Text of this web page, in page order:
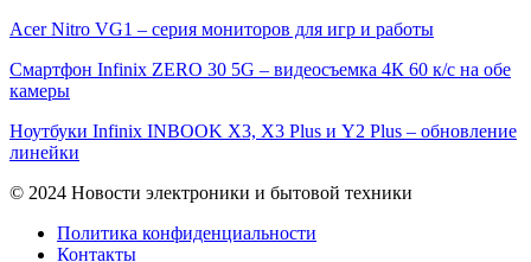
Acer Nitro VG1 – серия мониторов для игр и работы
Смартфон Infinix ZERO 30 5G – видеосъемка 4К 60 к/с на обе
камеры
Ноутбуки Infinix INBOOK X3, X3 Plus и Y2 Plus – обновление
линейки
© 2024 Новости электроники и бытовой техники
Политика конфиденциальности
Контакты